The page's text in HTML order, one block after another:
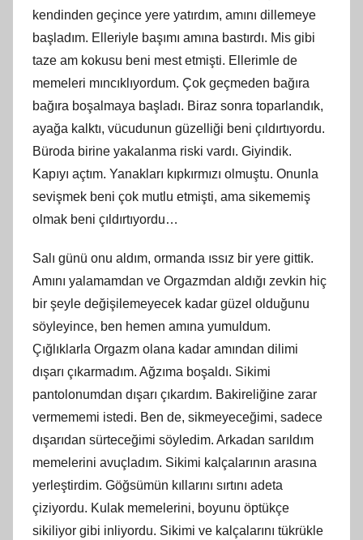
kendinden geçince yere yatırdım, amını dillemeye
başladım. Elleriyle başımı amına bastırdı. Mis gibi
taze am kokusu beni mest etmişti. Ellerimle de
memeleri mıncıklıyordum. Çok geçmeden bağıra
bağıra boşalmaya başladı. Biraz sonra toparlandık,
ayağa kalktı, vücudunun güzelliği beni çıldırtıyordu.
Büroda birine yakalanma riski vardı. Giyindik.
Kapıyı açtım. Yanakları kıpkırmızı olmuştu. Onunla
sevişmek beni çok mutlu etmişti, ama sikememiş
olmak beni çıldırtıyordu…
Salı günü onu aldım, ormanda ıssız bir yere gittik.
Amını yalamamdan ve Orgazmdan aldığı zevkin hiç
bir şeyle değişilemeyecek kadar güzel olduğunu
söyleyince, ben hemen amına yumuldum.
Çığlıklarla Orgazm olana kadar amından dilimi
dışarı çıkarmadım. Ağzıma boşaldı. Sikimi
pantolonumdan dışarı çıkardım. Bakireliğine zarar
vermememi istedi. Ben de, sikmeyeceğimi, sadece
dışarıdan sürteceğimi söyledim. Arkadan sarıldım
memelerini avuçladım. Sikimi kalçalarının arasına
yerleştirdim. Göğsümün kıllarını sırtını adeta
çiziyordu. Kulak memelerini, boyunu öptükçe
sikiliyor gibi inliyordu. Sikimi ve kalçalarını tükrükle